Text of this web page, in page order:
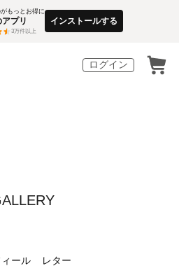
もっとお得に
プリ
3万件以上
インストールする
ログイン
ール レター